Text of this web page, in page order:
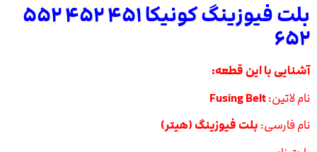
بلت فیوزینگ کونیکا ۴۵۱ ۴۵۲ ۵۵۲
۶۵۲
آشنایی با این قطعه:
نام لاتین:Fusing Belt
نام فارسی: بلت فیوزینگ (هیتر)